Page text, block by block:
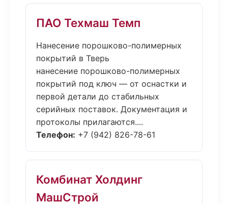
ПАО Техмаш Темп
Нанесение порошково-полимерных
покрытий в Тверь
нанесение порошково-полимерных
покрытий под ключ — от оснастки и
первой детали до стабильных
серийных поставок. Документация и
протоколы прилагаются....
Телефон: +7 (942) 826-78-61
Комбинат Холдинг
МашСтрой